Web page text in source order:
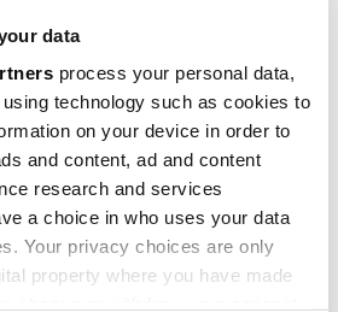
data
process your personal data,
technology such as cookies to
on your device in order to
and content, ad and content
research and services
a choice in who uses your data
Your privacy choices are only
property where you have made
sur les cinq continents.
ans d'expérience,
des systèmes
des silencieuxpour une large
de maxi scooters des
Deux
ont porté IXIL au